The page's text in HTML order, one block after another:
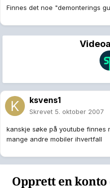
Finnes det noe "demonterings
ksvens1
Skrevet 5. oktober 2007
kanskje søke på youtube finnes
mange andre mobiler ihvertfall
Opprett en